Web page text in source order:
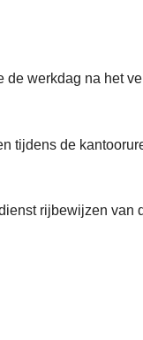
werkdag na het
tijdens de
rijbewijzen van